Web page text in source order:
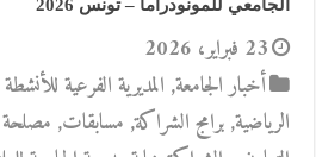
الجامعي للمونودراما – تونس 2026
23 فبراير، 2026
أخبار الجامعة, المديرية الفرعية
الرياضية,برامج الشراكة, مسابقات, مصلحة